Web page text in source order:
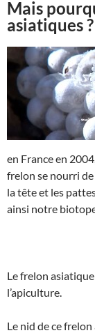
Mais
asiatiques ?
en France en
frelon se nourri
la tête et les
ainsi notre
Le frelon
l’apiculture.
Le nid de ce